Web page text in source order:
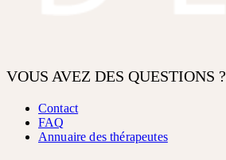
VOUS AVEZ DES QUESTIONS ?
Contact
FAQ
Annuaire des thérapeutes